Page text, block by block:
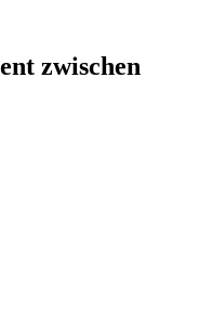
zwischen